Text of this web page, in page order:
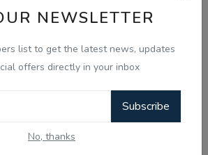
NEWSLETTER
list to get the latest news, updates
offers directly in your inbox
Subscribe
No, thanks